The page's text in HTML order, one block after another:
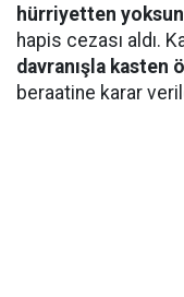
hürriyetten yoksun
hapis cezası aldı.
davranışla kasten
beraatine karar